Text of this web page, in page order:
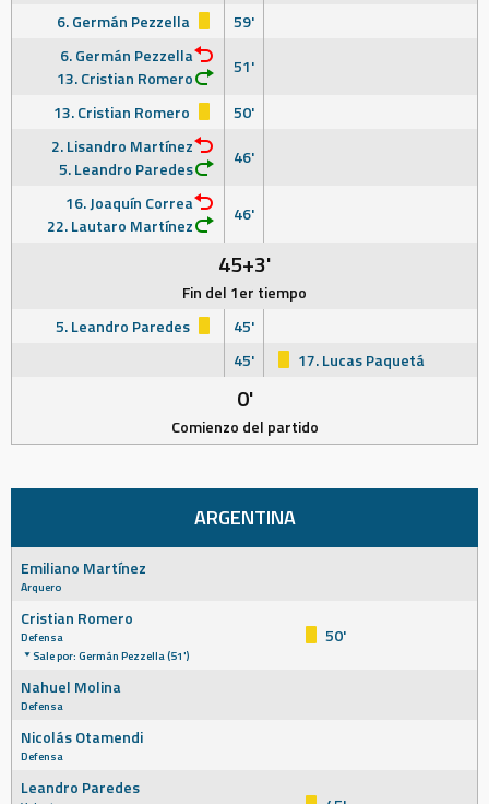
6. Germán Pezzella
59'
6. Germán Pezzella
13. Cristian Romero
51'
13. Cristian Romero
50'
2. Lisandro Martínez
5. Leandro Paredes
46'
16. Joaquín Correa
22. Lautaro Martínez
46'
45+3'
Fin del 1er tiempo
5. Leandro Paredes
45'
45'
17. Lucas Paquetá
0'
Comienzo del partido
ARGENTINA
Emiliano Martínez
Arquero
Cristian Romero
Defensa
Sale por: Germán Pezzella (51')
50'
Nahuel Molina
Defensa
Nicolás Otamendi
Defensa
Leandro Paredes